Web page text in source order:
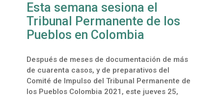
Esta semana sesiona el
Tribunal Permanente de los
Pueblos en Colombia
Después de meses de documentación de más
de cuarenta casos, y de preparativos del
Comité de Impulso del Tribunal Permanente de
los Pueblos Colombia 2021, este jueves 25,